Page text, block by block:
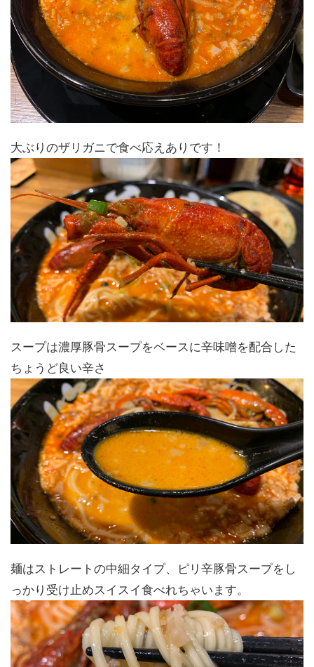
大ぶりのザリガニで食べ応えありです！
スープは濃厚豚骨スープをベースに辛味噌を配合した
ちょうど良い辛さ
麺はストレートの中細タイプ、ピリ辛豚骨スープをし
っかり受け止めスイスイ食べれちゃいます。